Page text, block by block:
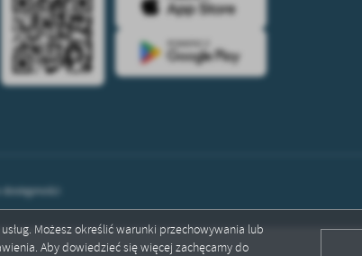
Możesz określić warunki przechowywania lub
Aby dowiedzieć się więcej zachęcamy do